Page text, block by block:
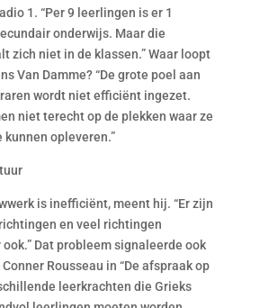
1. “Per 9 leerlingen is er 1
onderwijs. Maar die
zich niet in de klassen.” Waar loopt
Van Damme? “De grote poel aan
wordt niet efficiënt ingezet.
niet terecht op de plekken waar ze
opleveren.”
is inefficiënt, meent hij. “Er zijn
en veel richtingen
Dat probleem signaleerde ook
Rousseau in “De afspraak op
leerkrachten die Grieks